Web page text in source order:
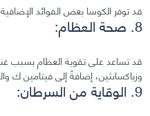
قد توفر الكوسا بعض الفوائد
8. صحة العظام:
قد تساعد على تقوية العظام بسبب
وزياكسانثين، إضافةً إلى فيتامين ك
9. الوقاية من السرطان: